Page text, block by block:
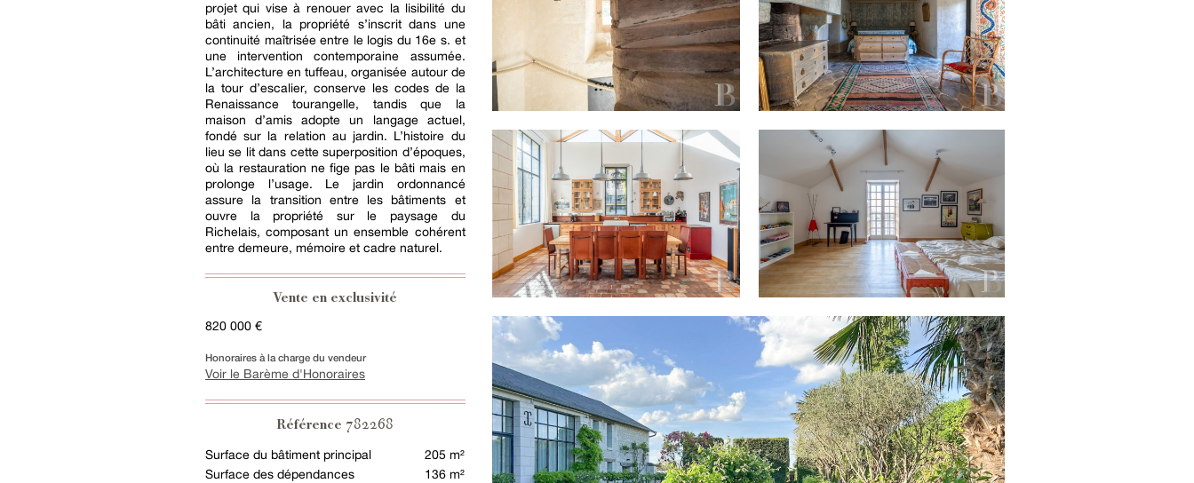
projet qui vise à renouer avec la lisibilité du
bâti ancien, la propriété s’inscrit dans une
continuité maîtrisée entre le logis du 16e s. et
une intervention contemporaine assumée.
L’architecture en tuffeau, organisée autour de
la tour d’escalier, conserve les codes de la
Renaissance tourangelle, tandis que la
maison d’amis adopte un langage actuel,
fondé sur la relation au jardin. L’histoire du
lieu se lit dans cette superposition d’époques,
où la restauration ne fige pas le bâti mais en
prolonge l’usage. Le jardin ordonnancé
assure la transition entre les bâtiments et
ouvre la propriété sur le paysage du
Richelais, composant un ensemble cohérent
entre demeure, mémoire et cadre naturel.
Vente en exclusivité
820 000 €
Honoraires à la charge du vendeur
Voir le Barème d'Honoraires
Référence782268
Surface du bâtiment principal
205 m²
Surface des dépendances
136 m²